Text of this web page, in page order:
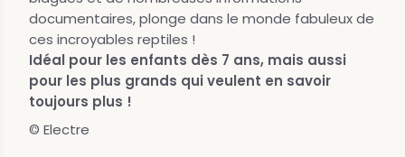
documentaires, plonge dans le monde fabuleux de
ces incroyables reptiles !
Idéal pour les enfants dès 7 ans, mais aussi
pour les plus grands qui veulent en savoir
toujours plus !
© Electre